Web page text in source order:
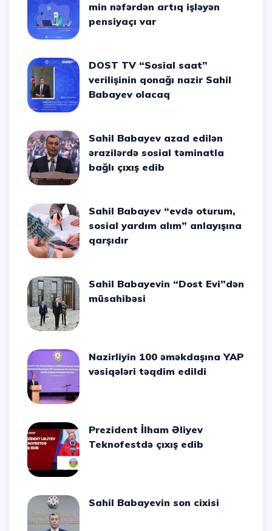
min nəfərdən artıq işləyən
pensiyaçı var
DOST TV “Sosial saat”
verilişinin qonağı nazir Sahil
Babayev olacaq
Sahil Babayev azad edilən
ərazilərdə sosial təminatla
bağlı çıxış edib
Sahil Babayev “evdə oturum,
sosial yardım alım” anlayışına
qarşıdır
Sahil Babayevin “Dost Evi”dən
müsahibəsi
Nazirliyin 100 əməkdaşına YAP
vəsiqələri təqdim edildi
Prezident İlham Əliyev
Teknofestdə çıxış edib
Sahil Babayevin son cixisi